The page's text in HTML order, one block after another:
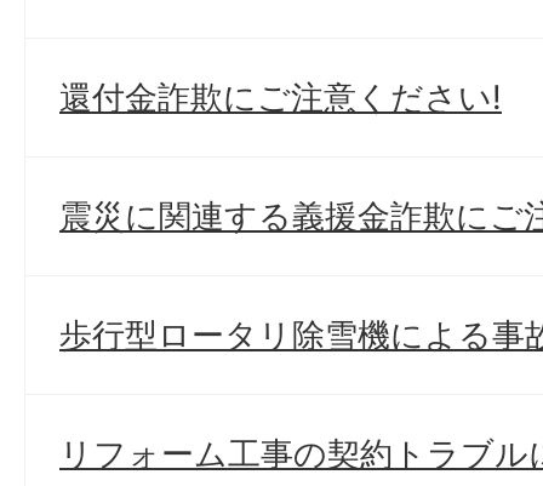
還付金詐欺にご注意ください!
震災に関連する義援金詐欺にご
歩行型ロータリ除雪機による事
リフォーム工事の契約トラブ